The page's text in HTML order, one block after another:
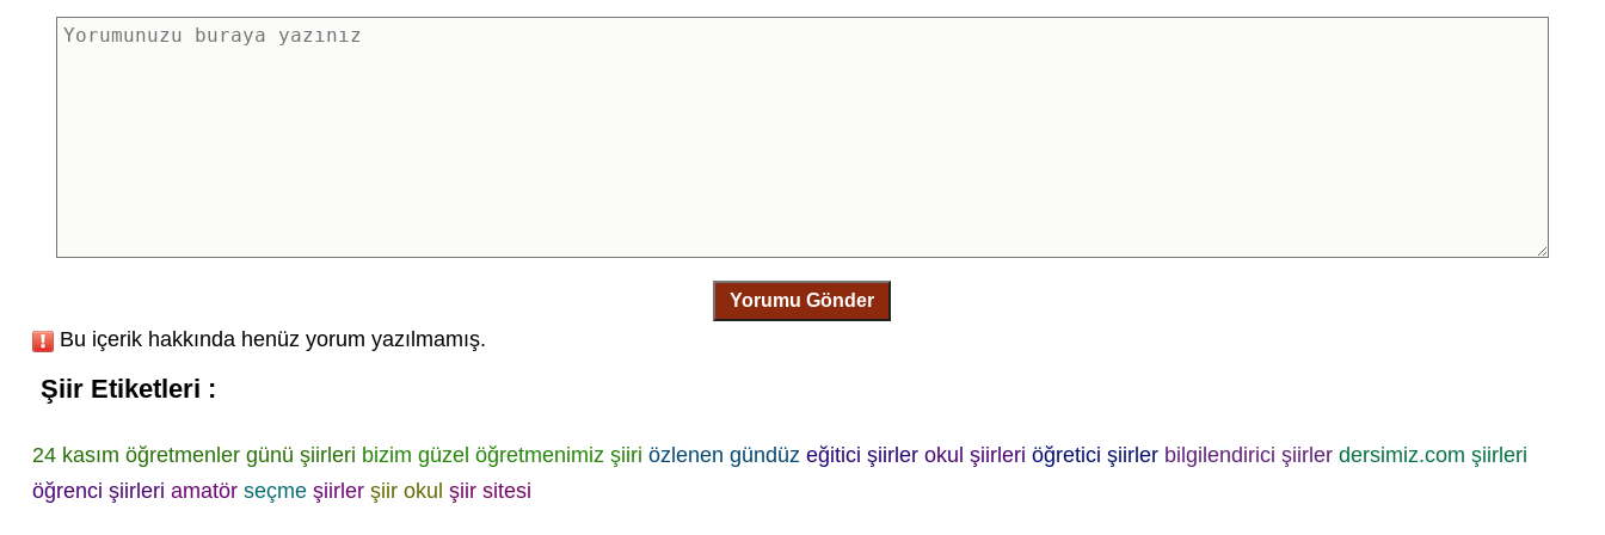
Yorumu Gönder
Bu içerik hakkında henüz yorum yazılmamış.
Şiir Etiketleri :
24 kasım öğretmenler günü şiirleri bizim güzel öğretmenimiz şiiri özlenen gündüz eğitici şiirler okul şiirleri öğretici şiirler bilgilendirici şiirler dersimiz.com şiirleri
öğrenci şiirleri amatör seçme şiirler şiir okul şiir sitesi